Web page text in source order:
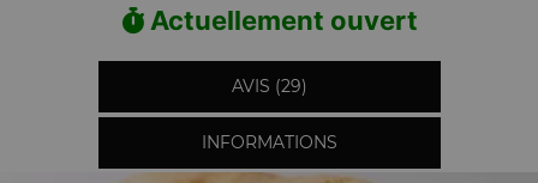
Actuellement ouvert
AVIS (29)
INFORMATIONS